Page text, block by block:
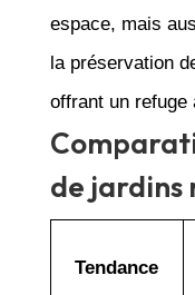
espace, mais
la préservation
offrant un
de jardins
Tendance